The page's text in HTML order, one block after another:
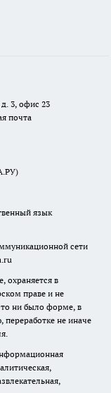
д. 3, офис 23
почта
язык
сети
охраняется в
праве и не
ни было форме, в
не иначе